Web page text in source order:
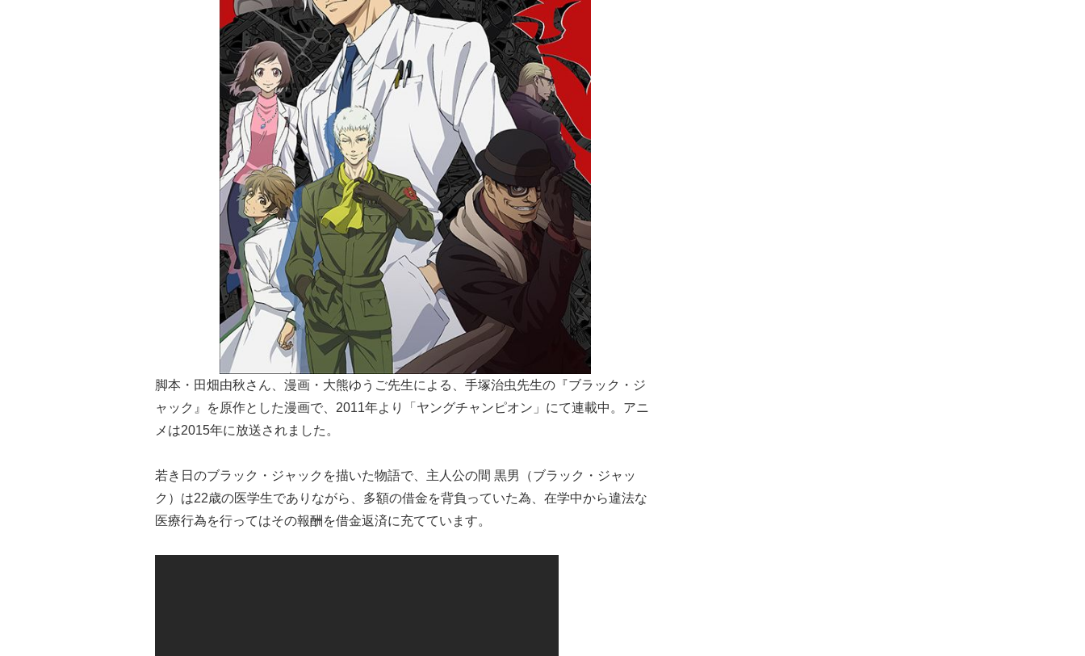
脚本・田畑由秋さん、漫画・大熊ゆうご先生による、手塚治虫先生の『ブラック・ジ
ャック』を原作とした漫画で、2011年より「ヤングチャンピオン」にて連載中。アニ
メは2015年に放送されました。
若き日のブラック・ジャックを描いた物語で、 主人公の間 黒男（ブラック・ジャッ
ク）は22歳の医学生でありながら
多額の借金を背負っていた為、在学中から違法な
医療行為を行ってはその報酬を借金返済に充てています。